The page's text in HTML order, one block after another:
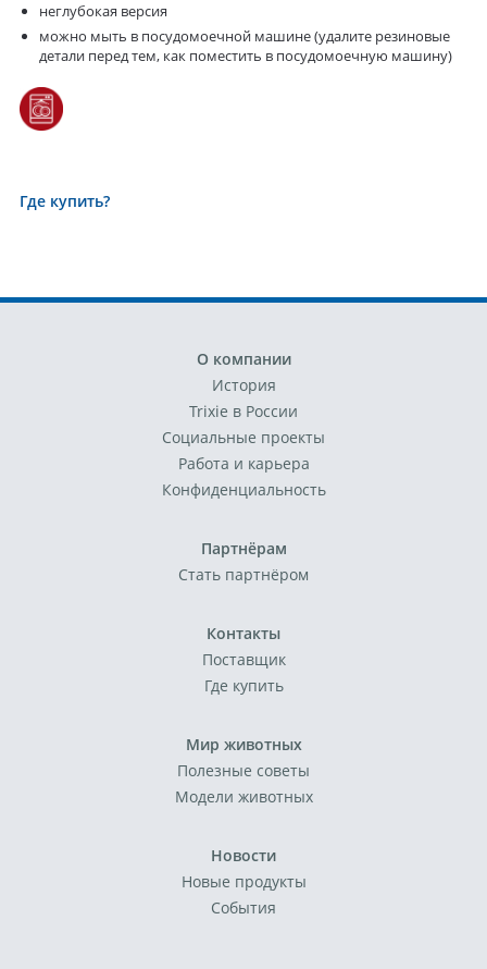
неглубокая версия
можно мыть в посудомоечной машине (удалите резиновые
детали перед тем, как поместить в посудомоечную машину)
Где купить?
О компании
История
Trixie в России
Социальные проекты
Работа и карьера
Конфиденциальность
Партнёрам
Стать партнёром
Контакты
Поставщик
Где купить
Мир животных
Полезные советы
Модели животных
Новости
Новые продукты
События